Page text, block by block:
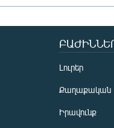
Լուրեր
Քաղաքական
Իրավունք